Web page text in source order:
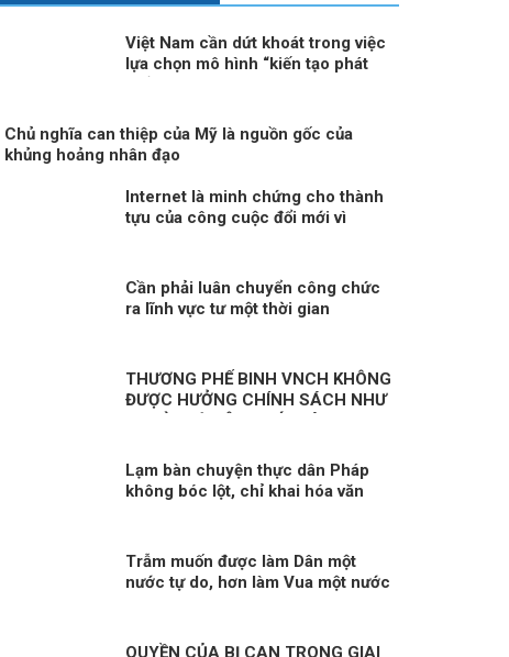
bình đẳng trước pháp
một trong những quyền con
tôn trọng, bảo vệ và bảo
Việt Nam cần dứt khoát trong việc
lựa chọn mô hình “kiến tạo phát
Chủ nghĩa can thiệp của Mỹ là nguồn gốc của
khủng hoảng nhân đạo
Internet là minh chứng cho thành
tựu của công cuộc đổi mới vì
Cần phải luân chuyển công chức
ra lĩnh vực tư một thời gian
THƯƠNG PHẾ BINH VNCH KHÔNG
ĐƯỢC HƯỞNG CHÍNH SÁCH NHƯ
Lạm bàn chuyện thực dân Pháp
không bóc lột, chỉ khai hóa văn
Trẫm muốn được làm Dân một
nước tự do, hơn làm Vua một nước